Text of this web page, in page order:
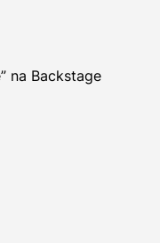
na Backstage